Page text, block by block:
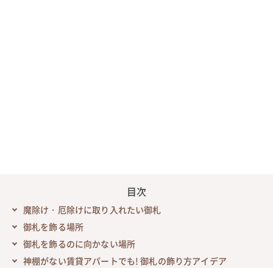
目次
魔除け・厄除けに取り入れたい御札
御札を飾る場所
御札を飾るのに向かない場所
神棚がない賃貸アパートでも! 御札の飾り方アイデア